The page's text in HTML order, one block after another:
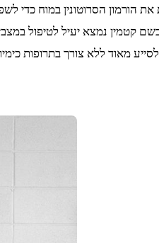
הורמון הסרוטונין במוח כדי
קטמין נמצא יעיל לטיפול
מאוד ללא צורך בתרופות